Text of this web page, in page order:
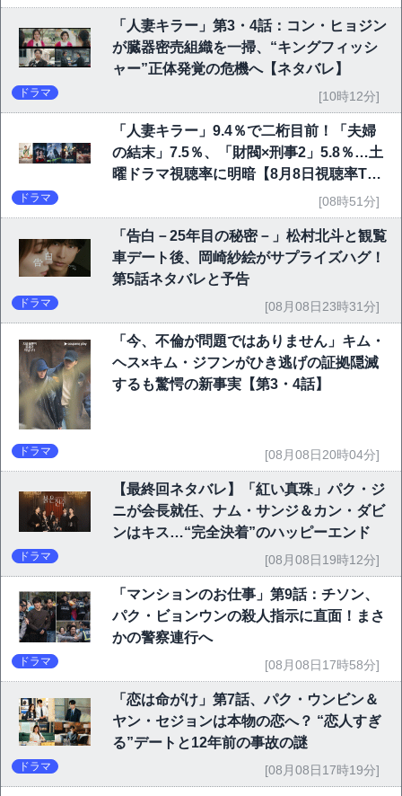
「人妻キラー」第3・4話：コン・ヒョジン
が臓器密売組織を一掃、“キングフィッシ
ャー”正体発覚の危機へ【ネタバレ】
ドラマ [10時12分]
「人妻キラー」9.4％で二桁目前！「夫婦
の結末」7.5％、「財閥×刑事2」5.8％…土
曜ドラマ視聴率に明暗【8月8日視聴率TO
ドラマ [08時51分]
「告白－25年目の秘密－」松村北斗と観覧
車デート後、岡崎紗絵がサプライズハグ！
第5話ネタバレと予告
ドラマ [08月08日23時31分]
「今、不倫が問題ではありません」キム・
ヘス×キム・ジフンがひき逃げの証拠隠滅
するも驚愕の新事実【第3・4話】
ドラマ [08月08日20時04分]
【最終回ネタバレ】「紅い真珠」パク・ジ
ニが会長就任、ナム・サンジ＆カン・ダビ
ンはキス…“完全決着”のハッピーエンド
ドラマ [08月08日19時12分]
「マンションのお仕事」第9話：チソン、
パク・ビョンウンの殺人指示に直面！まさ
かの警察連行へ
ドラマ [08月08日17時58分]
「恋は命がけ」第7話、パク・ウンビン＆
ヤン・セジョンは本物の恋へ？ “恋人すぎ
る”デートと12年前の事故の謎
ドラマ [08月08日17時19分]